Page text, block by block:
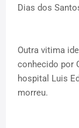
Dias dos
Outra vitima
conhecido por
hospital Luis
morreu.